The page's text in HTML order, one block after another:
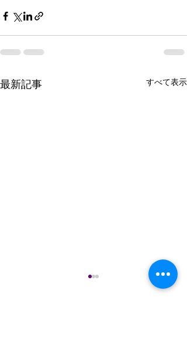
最新記事 すべて表示